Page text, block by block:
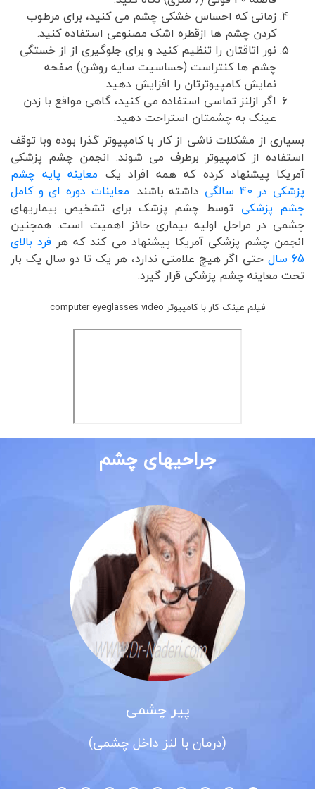
زمانی که احساس خشکی چشم می کنید، برای مرطوب
کردن چشم ها ازقطره اشک مصنوعی استفاده کنید.
نور اتاقتان را تنظیم کنید و برای جلوگیری از از خستگی
چشم ها کنتراست (حساسیت سایه روشن) صفحه
نمایش کامپیوترتان را افزایش دهید.
اگر ازلنز تماسی استفاده می کنید، گاهی مواقع با زدن
عینک به چشمتان استراحت دهید.
بسیاری از مشکلات ناشی از کار با کامپیوتر گذرا بوده وبا توقف
استفاده از کامپیوتر برطرف می شوند. انجمن چشم پزشکی
آمریکا پیشنهاد کرده که همه افراد یک معاینه پایه چشم
پزشکی در 40 سالگی
داشته باشند. معاینات دوره ای و کامل
چشم پزشکی توسط چشم پزشک برای تشخیص بیماریهای
چشمی در مراحل اولیه بیماری حائز اهمیت است. همچنین
انجمن چشم پزشکی آمریکا پیشنهاد می کند که هر فرد بالای
65 سال
حتی اگر هیچ علامتی ندارد، هر یک تا دو سال یک بار
تحت معاینه چشم پزشکی قرار گیرد.
فیلم عینک کار با کامپیوتر computer eyeglasses video
جراحیهای چشم
پیر چشمی
(درمان با لنز داخل چشمی)